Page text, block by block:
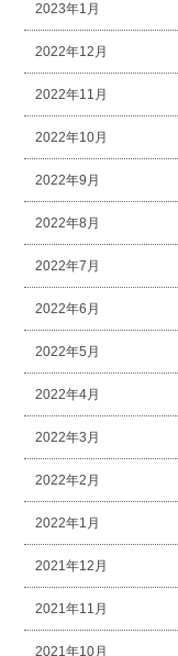
2023年1月
2022年12月
2022年11月
2022年10月
2022年9月
2022年8月
2022年7月
2022年6月
2022年5月
2022年4月
2022年3月
2022年2月
2022年1月
2021年12月
2021年11月
2021年10月